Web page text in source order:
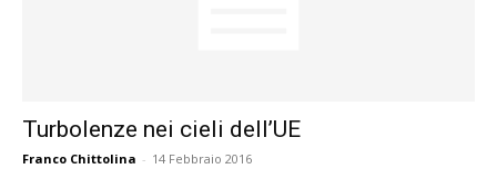
Turbolenze nei cieli dell’UE
Franco Chittolina - 14 Febbraio 2016